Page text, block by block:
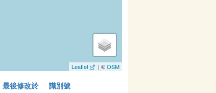
Leaflet | ©OSM
最後修改於
識別號